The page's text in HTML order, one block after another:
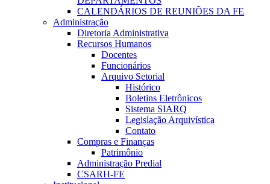
CALENDÁRIOS DE REUNIÕES DA FE
Administração
Diretoria Administrativa
Recursos Humanos
Docentes
Funcionários
Arquivo Setorial
Histórico
Boletins Eletrônicos
Sistema SIARQ
Legislação Arquivística
Contato
Compras e Finanças
Patrimônio
Administração Predial
CSARH-FE